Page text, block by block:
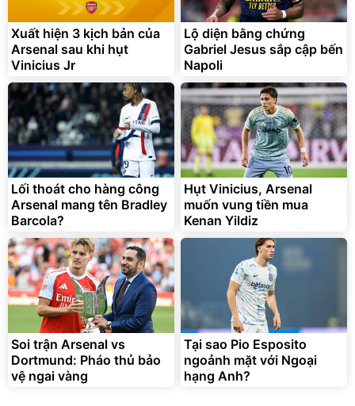
9066 Size 20/24/28 Cao
1.000.000
825.000đ
Flash Sale
Lót ghế ôtô, nâng lưng
chống nóng giúp thoải mái
trong di chuyển
295.000đ
Đã bán nhiều
Xuất hiện 3 kịch bản của
Arsenal sau khi hụt
Vinicius Jr
Lộ diện bằng chứng
Gabriel Jesus sắp cập bến
Napoli
Lối thoát cho hàng công
Arsenal mang tên Bradley
Barcola?
Hụt Vinicius, Arsenal
muốn vung tiền mua
Kenan Yildiz
Soi trận Arsenal vs
Dortmund: Pháo thủ bảo
vệ ngai vàng
Tại sao Pio Esposito
ngoảnh mặt với Ngoại
hạng Anh?